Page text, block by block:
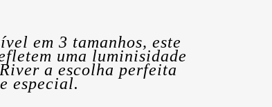
em 3 tamanhos, este
uma luminisidade
a escolha perfeita
especial.